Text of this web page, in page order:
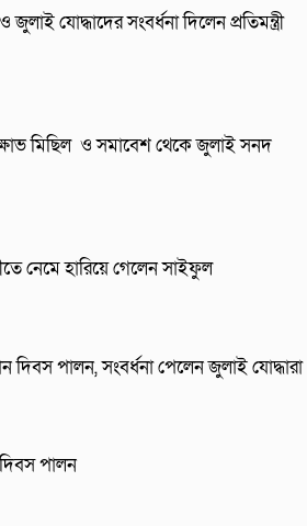
যোদ্ধাদের সংবর্ধনা দিলেন প্রতিমন্ত্রী
মিছিল ও সমাবেশ থেকে জুলাই সনদ
নেমে হারিয়ে গেলেন সাইফুল
দিবস পালন, সংবর্ধনা পেলেন জুলাই যোদ্ধারা
পালন